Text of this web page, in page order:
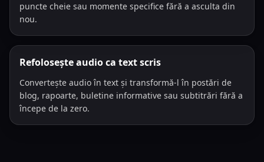
puncte cheie sau momente specifice fără a asculta din
nou.
Refolosește audio ca text scris
Convertește audio în text și transformă-l în postări de
blog, rapoarte, buletine informative sau subtitrări fără a
începe de la zero.